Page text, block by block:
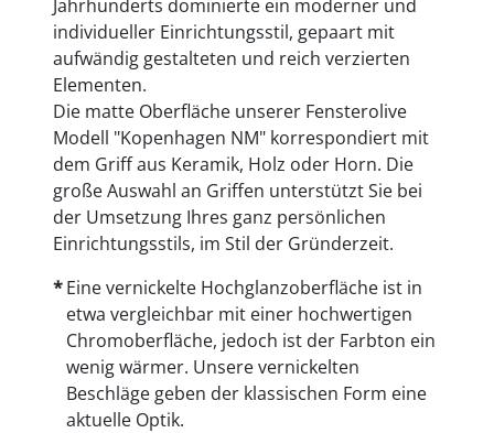
Jahrhunderts dominierte ein moderner und
individueller Einrichtungsstil, gepaart mit
aufwändig gestalteten und reich verzierten
Elementen.
Die matte Oberfläche unserer Fensterolive
Modell "Kopenhagen NM" korrespondiert mit
dem Griff aus Keramik, Holz oder Horn. Die
große Auswahl an Griffen unterstützt Sie bei
der Umsetzung Ihres ganz persönlichen
Einrichtungsstils, im Stil der Gründerzeit.
Eine vernickelte Hochglanzoberfläche ist in
etwa vergleichbar mit einer hochwertigen
Chromoberfläche, jedoch ist der Farbton ein
wenig wärmer. Unsere vernickelten
Beschläge geben der klassischen Form eine
aktuelle Optik.